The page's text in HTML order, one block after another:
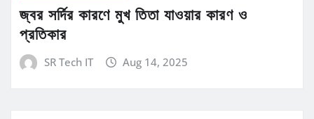
জ্বর সর্দির কারণে মুখ তিতা যাওয়ার কারণ ও
প্রতিকার
SR Tech IT Aug 14, 2025